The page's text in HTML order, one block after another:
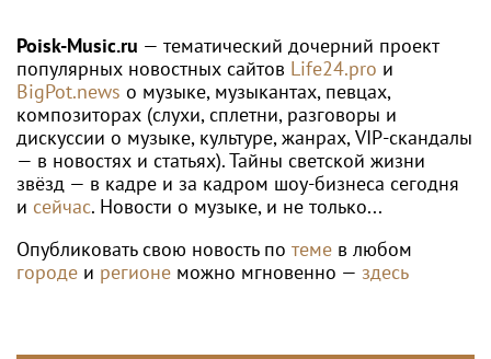
Poisk-Music.ru — тематический дочерний проект
популярных новостных сайтов Life24.pro и
BigPot.news о музыке, музыкантах, певцах,
композиторах (слухи, сплетни, разговоры и
дискуссии о музыке, культуре, жанрах, VIP-скандалы
— в новостях и статьях). Тайны светской жизни
звёзд — в кадре и за кадром шоу-бизнеса сегодня
и сейчас. Новости о музыке, и не только...
Опубликовать свою новость по теме в любом
городе и регионе можно мгновенно — здесь